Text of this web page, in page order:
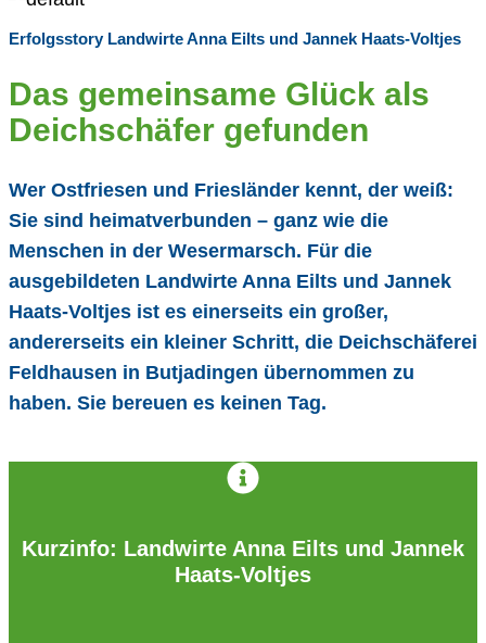
Erfolgsstory Landwirte Anna Eilts und Jannek Haats-Voltjes
Das gemeinsame Glück als
Deichschäfer gefunden
Wer Ostfriesen und Friesländer kennt, der weiß:
Sie sind heimatverbunden – ganz wie die
Menschen in der Wesermarsch. Für die
ausgebildeten Landwirte Anna Eilts und Jannek
Haats-Voltjes ist es einerseits ein großer,
andererseits ein kleiner Schritt, die Deichschäferei
Feldhausen in Butjadingen übernommen zu
haben. Sie bereuen es keinen Tag.
Kurzinfo: Landwirte Anna Eilts und Jannek
Haats-Voltjes